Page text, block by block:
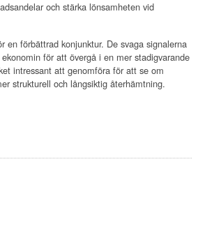
och stärka lönsamheten vid
en förbättrad konjunktur. De svaga signalerna
för att övergå i en mer stadigvarande
intressant att genomföra för att se om
strukturell och långsiktig återhämtning.